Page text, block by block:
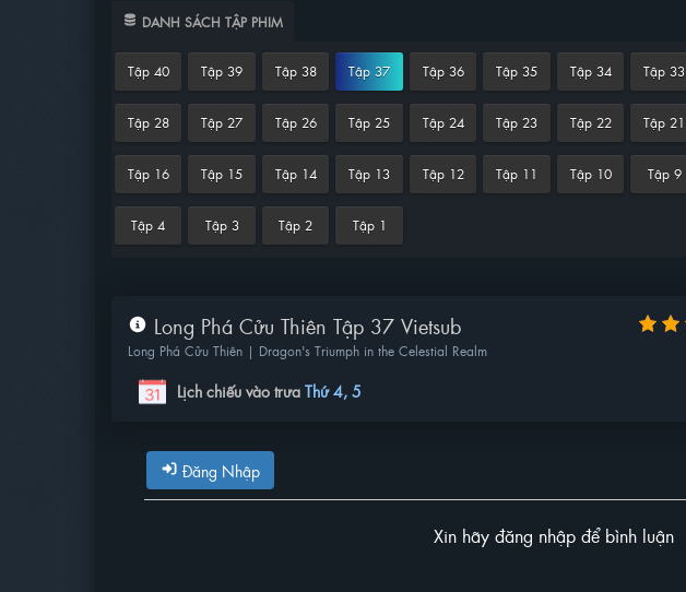
DANH SÁCH TẬP PHIM
Tập 40 Tập 39 Tập 38 Tập 37 Tập 36 Tập 35 Tập 34 Tập 33
Tập 28 Tập 27 Tập 26 Tập 25 Tập 24 Tập 23 Tập 22 Tập 21
Tập 16 Tập 15 Tập 14 Tập 13 Tập 12 Tập 11 Tập 10 Tập 9
Tập 4 Tập 3 Tập 2 Tập 1
Long Phá Cửu Thiên Tập 37 Vietsub
Long Phá Cửu Thiên | Dragon's Triumph in the Celestial Realm
Lịch chiếu vào trưa Thứ 4, 5
Đăng Nhập
Xin hãy đăng nhập để bình luận